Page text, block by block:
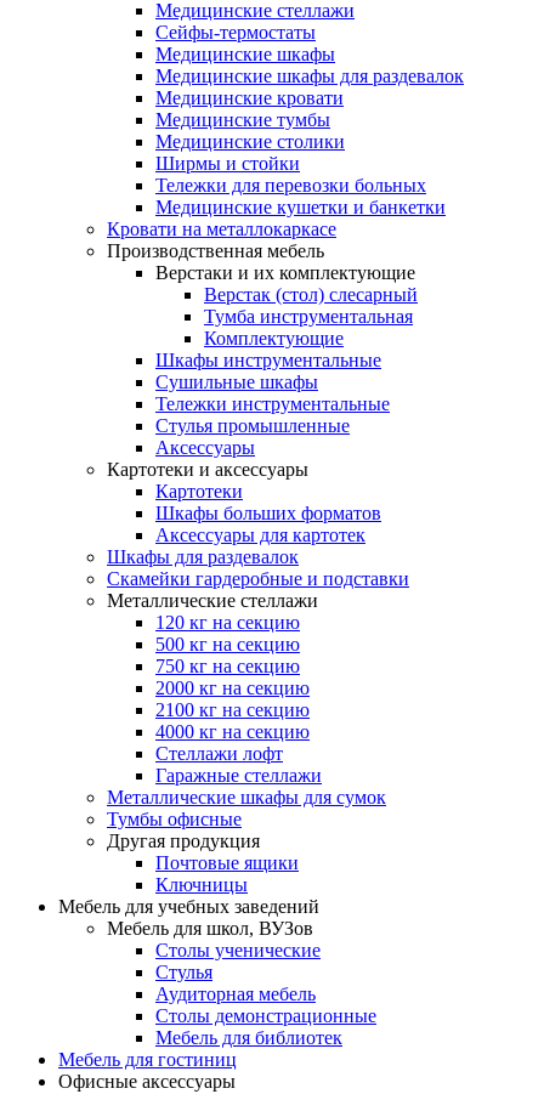
Медицинские стеллажи
Сейфы-термостаты
Медицинские шкафы
Медицинские шкафы для раздевалок
Медицинские кровати
Медицинские тумбы
Медицинские столики
Ширмы и стойки
Тележки для перевозки больных
Медицинские кушетки и банкетки
Кровати на металлокаркасе
Производственная мебель
Верстаки и их комплектующие
Верстак (стол) слесарный
Тумба инструментальная
Комплектующие
Шкафы инструментальные
Сушильные шкафы
Тележки инструментальные
Стулья промышленные
Аксессуары
Картотеки и аксессуары
Картотеки
Шкафы больших форматов
Аксессуары для картотек
Шкафы для раздевалок
Скамейки гардеробные и подставки
Металлические стеллажи
120 кг на секцию
500 кг на секцию
750 кг на секцию
2000 кг на секцию
2100 кг на секцию
4000 кг на секцию
Стеллажи лофт
Гаражные стеллажи
Металлические шкафы для сумок
Тумбы офисные
Другая продукция
Почтовые ящики
Ключницы
Мебель для учебных заведений
Мебель для школ, ВУЗов
Столы ученические
Стулья
Аудиторная мебель
Столы демонстрационные
Мебель для библиотек
Мебель для гостиниц
Офисные аксессуары